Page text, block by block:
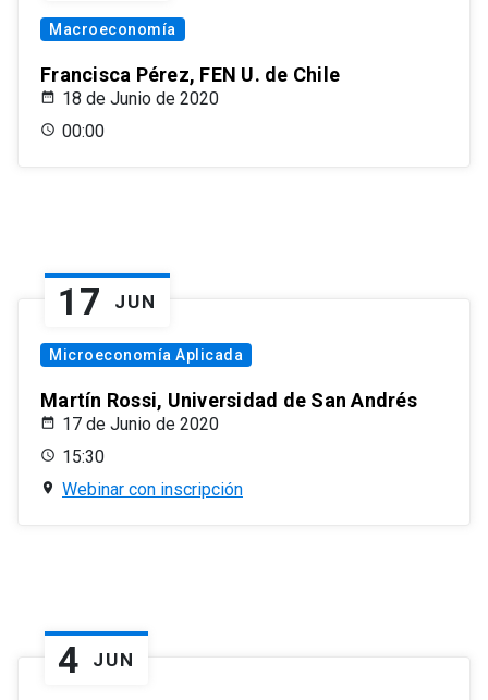
Macroeconomía
Francisca Pérez, FEN U. de Chile
18 de Junio de 2020
00:00
17 JUN
Microeconomía Aplicada
Martín Rossi, Universidad de San Andrés
17 de Junio de 2020
15:30
Webinar con inscripción
4 JUN